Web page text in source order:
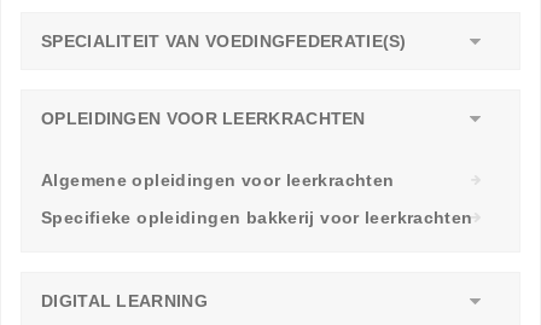
SPECIALITEIT VAN VOEDINGFEDERATIE(S)
OPLEIDINGEN VOOR LEERKRACHTEN
Algemene opleidingen voor leerkrachten
Specifieke opleidingen bakkerij voor leerkrachten
DIGITAL LEARNING